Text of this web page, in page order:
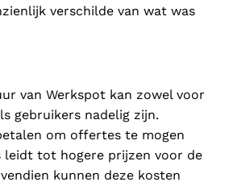
verschilde van wat was
van Werkspot kan zowel voor
gebruikers nadelig zijn.
om offertes te mogen
leidt tot hogere prijzen voor de
kunnen deze kosten